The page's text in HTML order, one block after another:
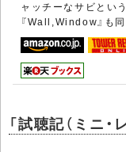
ャッチーなサビとい
『Wall,Window』も同
「試聴記（ミニ